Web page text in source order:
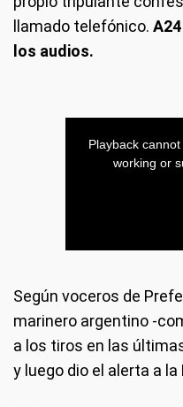
llamado telefónico.
los audios.
Según voceros de
marinero argentino -
a los tiros en las
y luego dio el alerta a